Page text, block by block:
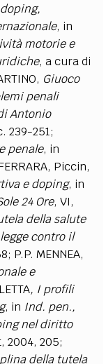
, in
motorie e
, a cura di
Giuoco
penali
Antonio
239-251;
penale, in
Piccin,
e doping, in
24 Ore, VI,
della salute
contro il
P.P. MENNEA,
e
, I profili
, in Ind. pen.,
nel diritto
2004, 205;
della tutela